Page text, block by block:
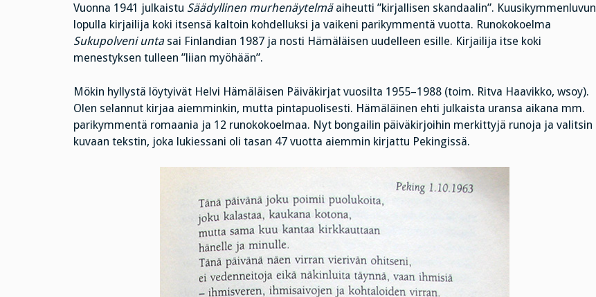
Vuonna 1941 julkaistu Säädyllinen murhenäytelmäaiheutti ”kirjallisen skandaalin”. Kuusikymmenluvun
lopulla kirjailija koki itsensä kaltoin kohdelluksi ja vaikeni parikymmentä vuotta. Runokokoelma
Sukupolveni untasai Finlandian 1987 ja nosti Hämäläisen uudelleen esille. Kirjailija itse koki
menestyksen tulleen ”liian myöhään”.
Mökin hyllystä löytyivät Helvi Hämäläisen Päiväkirjat vuosilta 1955–1988 (toim. Ritva Haavikko, wsoy).
Olen selannut kirjaa aiemminkin, mutta pintapuolisesti. Hämäläinen ehti julkaista uransa aikana mm.
parikymmentä romaania ja 12 runokokoelmaa. Nyt bongailin päiväkirjoihin merkittyjä runoja ja valitsin
kuvaan tekstin, joka lukiessani oli tasan 47 vuotta aiemmin kirjattu Pekingissä.